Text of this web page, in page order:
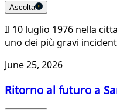
Ascolta
Il 10 luglio 1976 nella
uno dei più gravi
June 25, 2026
Ritorno al futuro a